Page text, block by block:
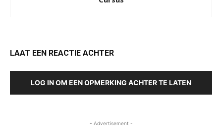
LAAT EEN REACTIE ACHTER
LOG IN OM EEN OPMERKING ACHTER TE LATEN
- Advertisement -